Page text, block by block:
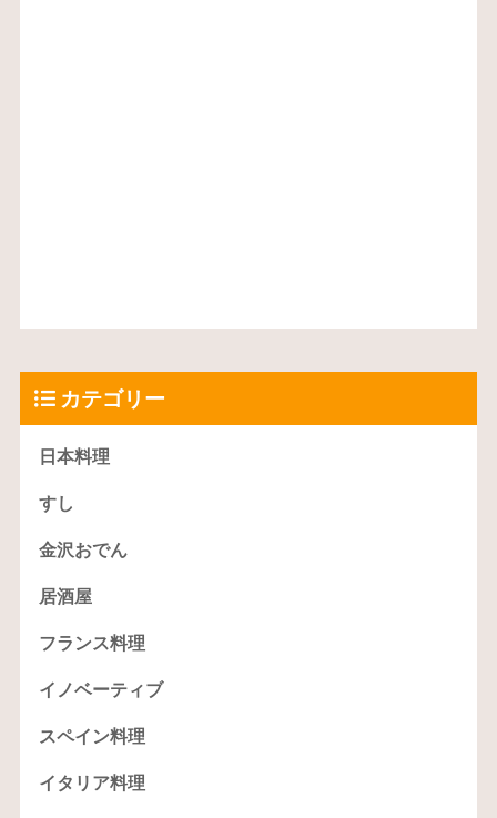
カテゴリー
日本料理
すし
金沢おでん
居酒屋
フランス料理
イノベーティブ
スペイン料理
イタリア料理